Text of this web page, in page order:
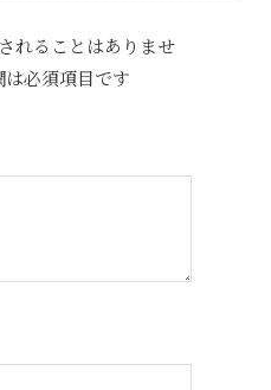
れることはありませ
必須項目です